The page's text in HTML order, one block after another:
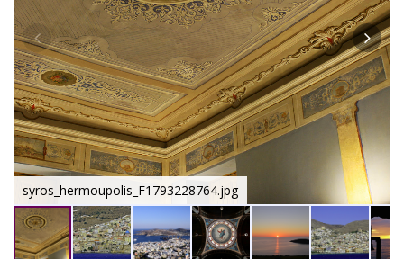
ES
RU
CN
syros_hermoupolis_F1793228764.jpg